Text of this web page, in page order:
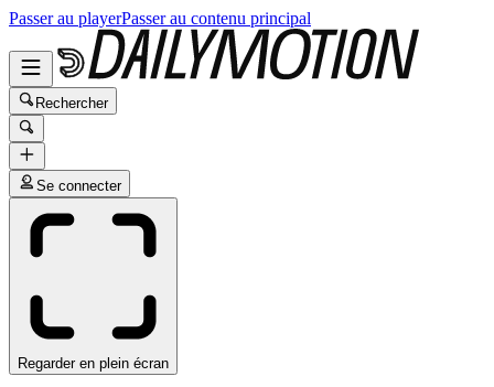
Passer au playerPasser au contenu principal
Rechercher
Se connecter
Regarder en plein écran